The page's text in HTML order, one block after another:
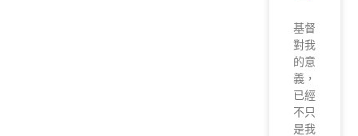
基督
對我
的意
義，
已經
不只
是我